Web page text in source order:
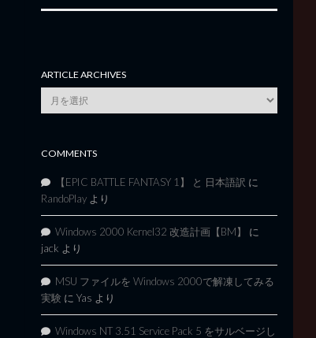
ARTICLE ARCHIVES
Article
Archives
COMMENTS
【EPIC BATTLE FANTASY 1】 と 日本語訳 に
RandoPlay より
Windows 2000 Kernel32 改造計画【BM】
に
jack より
MSU ファイルを Windows 2000で解凍してみる
実験 に Yas より
Windows NT 3.51 Service Pack 5 をサルベージし